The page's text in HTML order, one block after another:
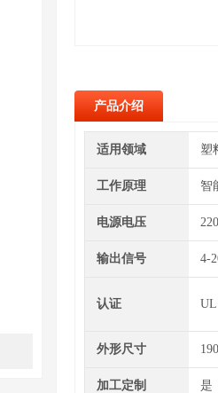
产品介绍
适用领域 塑
工作原理 智
电源电压
输出信号 4-
认证 UL
外形尺寸
加工定制 是